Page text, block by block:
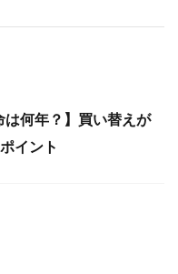
は何年？】買い替えが
イント